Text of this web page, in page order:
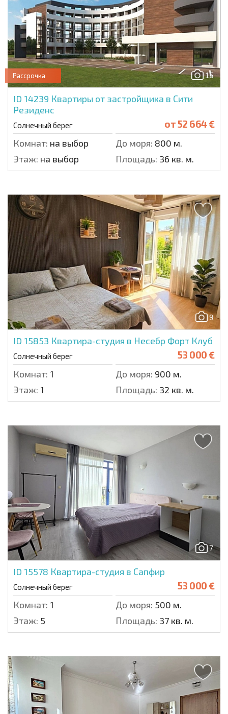
15
Рассрочка
ID 14239 Квартиры от застройщика в Сити
Резиденс
Солнечный берег от52 664 €
Комнат: на выбор До моря: 800 м.
Этаж: на выбор Площадь: 36 кв. м.
9
ID 15853 Квартира-студия в Несебр Форт Клуб
Солнечный берег 53 000 €
Комнат: 1 До моря: 900 м.
Этаж: 1 Площадь: 32 кв. м.
7
ID 15578 Квартира-студия в Сапфир
Солнечный берег 53 000 €
Комнат: 1 До моря: 500 м.
Этаж: 5 Площадь: 37 кв. м.